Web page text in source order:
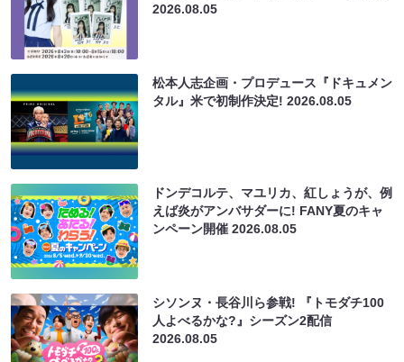
2026.08.05
松本人志企画・プロデュース『ドキュメン
タル』米で初制作決定!2026.08.05
ドンデコルテ、マユリカ、紅しょうが、例
えば炎がアンバサダーに! FANY夏のキャ
ンペーン開催2026.08.05
シソンヌ・長谷川ら参戦! 『トモダチ100
人よべるかな?』シーズン2配信
2026.08.05